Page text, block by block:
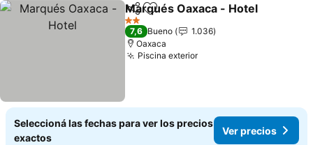
CompartirAñadir a favoritos
Marqués Oaxaca - Hotel
2 Estrellas
7,6 Bueno
1.036
Oaxaca
Piscina exterior
Seleccioná las fechas para ver los precios
exactos
Ver precios